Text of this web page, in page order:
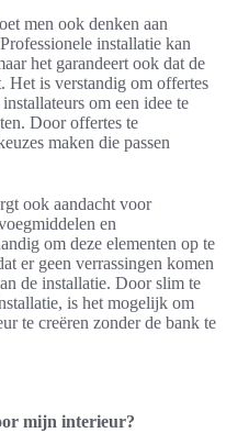
men ook denken aan
installatie kan
het garandeert ook dat de
Het is verstandig om offertes
om een idee te
Door offertes te
maken die passen
ook aandacht voor
en
om deze elementen op te
er geen verrassingen komen
de installatie. Door slim te
is het mogelijk om
te creëren zonder de bank te
mijn interieur?